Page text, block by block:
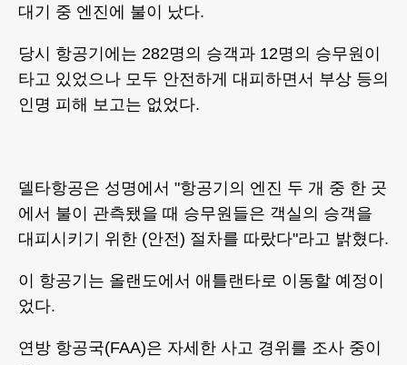
대기 중 엔진에 불이 났다.
당시 항공기에는 282명의 승객과 12명의 승무원이
타고 있었으나 모두 안전하게 대피하면서 부상 등의
인명 피해 보고는 없었다.
델타항공은 성명에서 "항공기의 엔진 두 개 중 한 곳
에서 불이 관측됐을 때 승무원들은 객실의 승객을
대피시키기 위한 (안전) 절차를 따랐다"라고 밝혔다.
이 항공기는 올랜도에서 애틀랜타로 이동할 예정이
었다.
연방 항공국(FAA)은 자세한 사고 경위를 조사 중이